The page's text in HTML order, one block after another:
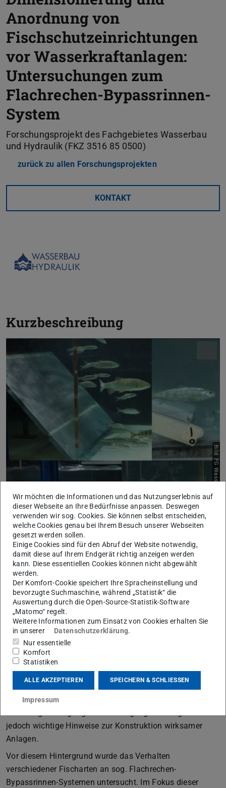
Anordnung von
Fischschutzeinrichtungen
vor Wasserkraftanlagen:
Untersuchungen zum
Flachrechen-Bypassrinnen-
System
Forschungsprojekt des Fachgebietes Wasserbau
und Hydraulik (FKZ 3516 85 0500)
zurück zu allen Forschungsprojekten
KONTAKT
Kurzbeschreibung
Bild: FG Wasserbau & Hydraulik
Ethohydraulische Untersuchungen im wasserbaulichen
Forschungslabor
Fischschutz- und Fischabstiegsanlagen an
Wasserkraftanlagen sind zentrale Maßnahmen zum
Schutz von Fischen vor turbinenbedingten Schädigungen
sowie zur Gewährleistung eines sicheren Fischabstiegs.
Zwar wurde der Kenntnisstand zur Errichtung wirksamer
Anlagen in den letzten Jahren kontinuierlich erweitert, das
Verhalten der Fische als wesentliche Grundlage zur
Bemessung funktionsfähiger Fischschutz- und
Abstiegskonzepte ist bislang allerdings noch wenig
Verhaltensmuster von Fischen bei bestimmten
jedoch wichtige Hinweise zur Konstruktion wirksamer
Anlagen.
Vor diesem Hintergrund wurde das Verhalten
verschiedener Fischarten an sog. Flachrechen-
Bypassrinnen-Systemen untersucht. Im Fokus dieser
Wir möchten die Informationen und das Nutzungserlebnis auf
dieser Webseite an Ihre Bedürfnisse anpassen. Deswegen
verwenden wir sog. Cookies. Sie können selbst entscheiden,
welche Cookies genau bei Ihrem Besuch unserer Webseiten
gesetzt werden sollen.
Einige Cookies sind für den Abruf der Website notwendig,
damit diese auf Ihrem Endgerät richtig anzeigen werden
kann. Diese essentiellen Cookies können nicht abgewählt
werden.
Der Komfort-Cookie speichert Ihre Spracheinstellung und
bevorzugte Suchmaschine, während „Statistik“ die
Auswertung durch die Open-Source-Statistik-Software
„Matomo“ regelt.
Weitere Informationen zum Einsatz von Cookies erhalten Sie
in unserer
Datenschutzerklärung.
Nur essentielle
Komfort
Statistiken
ALLE AKZEPTIEREN SPEICHERN & SCHLIESSEN
Impressum